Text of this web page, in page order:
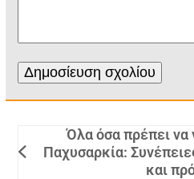
Όλα όσα πρέπει να
Παχυσαρκία:
και